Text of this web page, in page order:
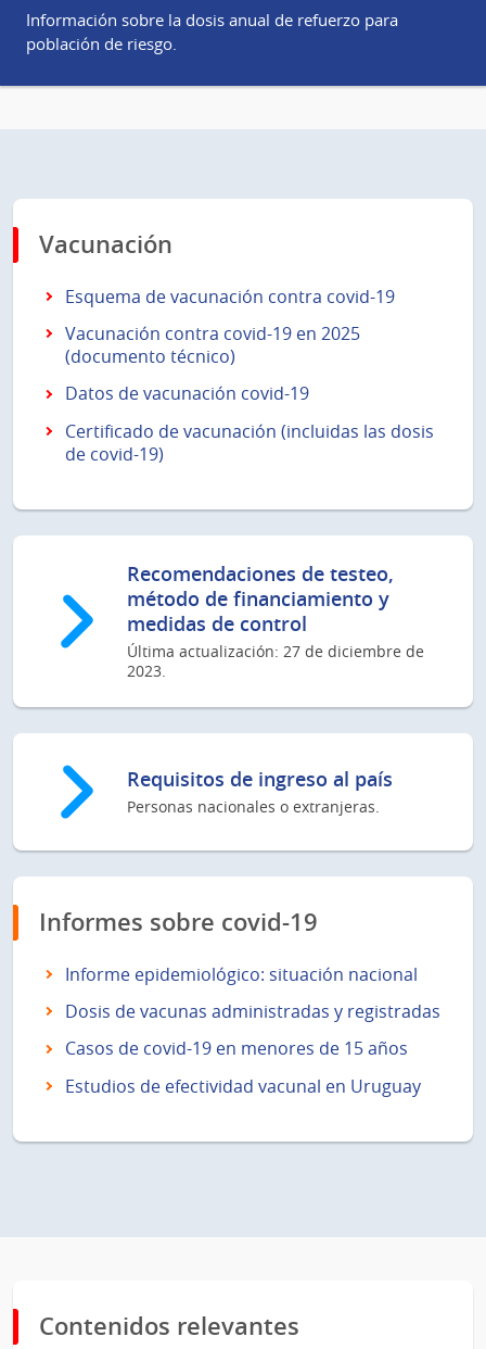
Información sobre la dosis anual de refuerzo para
población de riesgo.
Vacunación
Esquema de vacunación contra covid-19
Vacunación contra covid-19 en 2025
(documento técnico)
Datos de vacunación covid-19
Certificado de vacunación (incluidas las dosis
de covid-19)
Recomendaciones de testeo,
método de financiamiento y
medidas de control
Última actualización: 27 de diciembre de
2023.
Requisitos de ingreso al país
Personas nacionales o extranjeras.
Informes sobre covid-19
Informe epidemiológico: situación nacional
Dosis de vacunas administradas y registradas
Casos de covid-19 en menores de 15 años
Estudios de efectividad vacunal en Uruguay
Contenidos relevantes